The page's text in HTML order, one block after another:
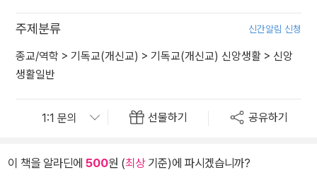
주제분류 신간알림 신청
종교/역학 > 기독교(개신교) > 기독교(개신교) 신앙생활 > 신앙
생활일반
선물하기 공유하기
이 책을 알라딘에 500원 (최상기준)에 파시겠습니까?